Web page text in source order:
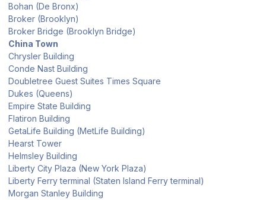
Bohan (De Bronx)
Broker (Brooklyn)
Broker Bridge (Brooklyn Bridge)
China Town
Chrysler Building
Conde Nast Building
Doubletree Guest Suites Times Square
Dukes (Queens)
Empire State Building
Flatiron Building
GetaLife Building (MetLife Building)
Hearst Tower
Helmsley Building
Liberty City Plaza (New York Plaza)
Liberty Ferry terminal (Staten Island Ferry terminal)
Morgan Stanley Building